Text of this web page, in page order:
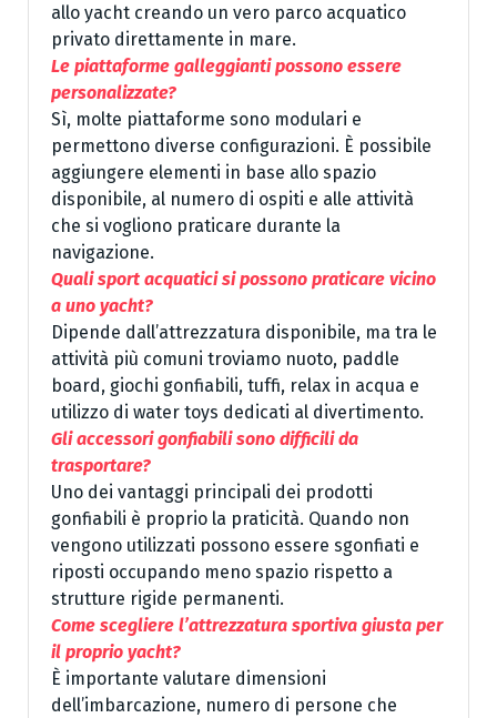
allo yacht creando un vero parco acquatico
privato direttamente in mare.
Le piattaforme galleggianti possono essere
personalizzate?
Sì, molte piattaforme sono modulari e
permettono diverse configurazioni. È possibile
aggiungere elementi in base allo spazio
disponibile, al numero di ospiti e alle attività
che si vogliono praticare durante la
navigazione.
Quali sport acquatici si possono praticare vicino
a uno yacht?
Dipende dall’attrezzatura disponibile, ma tra le
attività più comuni troviamo nuoto, paddle
board, giochi gonfiabili, tuffi, relax in acqua e
utilizzo di water toys dedicati al divertimento.
Gli accessori gonfiabili sono difficili da
trasportare?
Uno dei vantaggi principali dei prodotti
gonfiabili è proprio la praticità. Quando non
vengono utilizzati possono essere sgonfiati e
riposti occupando meno spazio rispetto a
strutture rigide permanenti.
Come scegliere l’attrezzatura sportiva giusta per
il proprio yacht?
È importante valutare dimensioni
dell’imbarcazione, numero di persone che